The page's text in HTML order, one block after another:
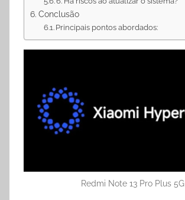
Conclusão
Principais pontos abordados:
Redmi Note 13 Pro Plus 5G